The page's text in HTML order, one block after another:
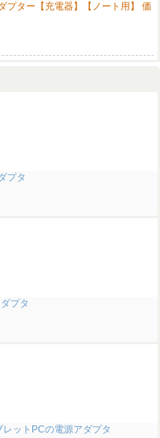
プター【充電器】【ノート用】 価
プタ
プタ
ットPCの電源アダプタ